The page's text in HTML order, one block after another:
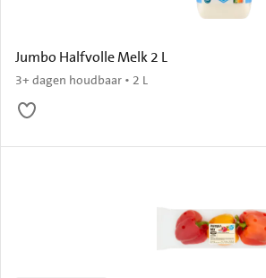
Jumbo Halfvolle Melk 2 L
3+ dagen houdbaar • 2 L